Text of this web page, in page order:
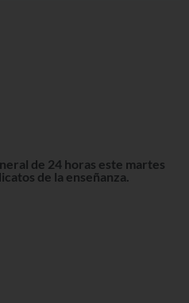
de 24 horas este martes
de la enseñanza.